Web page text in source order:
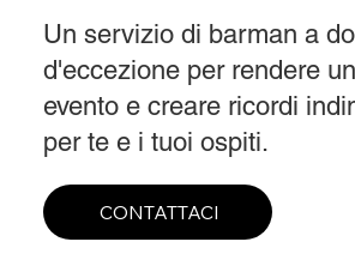
Un servizio di barman a
d'eccezione per rendere
evento e creare ricordi
per te e i tuoi ospiti.
CONTATTACI